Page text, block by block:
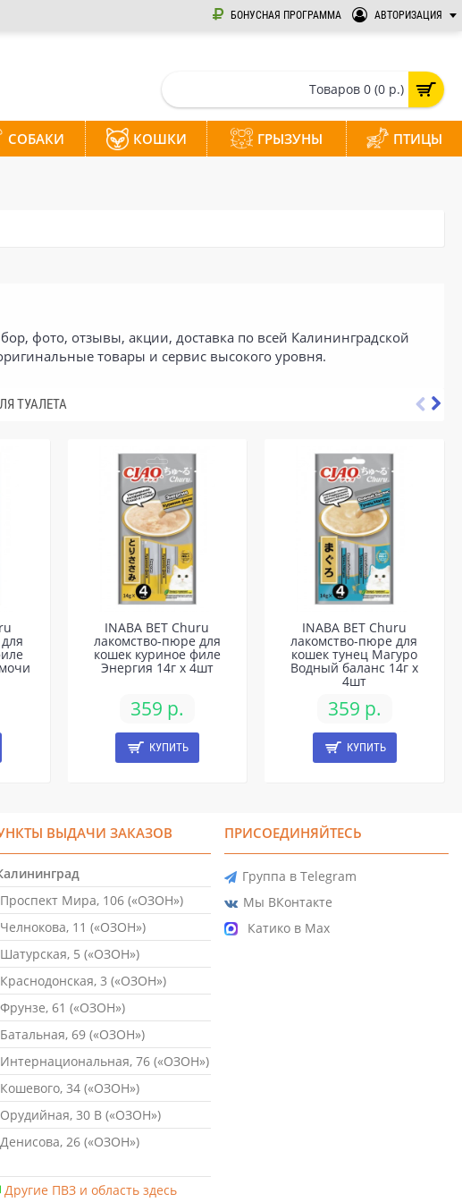
БОНУСНАЯ ПРОГРАММА АВТОРИЗАЦИЯ
Товаров 0 (0 р.)
СОБАКИ КОШКИ ГРЫЗУНЫ ПТИЦЫ
фото, отзывы, акции, доставка по всей Калининградской
товары и сервис высокого уровня.
ТУАЛЕТА
INABA ВЕТ Churu
лакомство-пюре для
кошек куриное филе
Энергия 14г х 4шт
359 р.
КУПИТЬ
INABA ВЕТ Churu
лакомство-пюре для
кошек тунец Магуро
Водный баланс 14г х
4шт
359 р.
КУПИТЬ
ВЫДАЧИ ЗАКАЗОВ
Мира, 106 («ОЗОН»)
11 («ОЗОН»)
5 («ОЗОН»)
3 («ОЗОН»)
61 («ОЗОН»)
69 («ОЗОН»)
76 («ОЗОН»)
34 («ОЗОН»)
30 В («ОЗОН»)
26 («ОЗОН»)
Другие ПВЗ и область здесь
ПРИСОЕДИНЯЙТЕСЬ
Группа в Telegram
Мы ВКонтакте
Катико в Max